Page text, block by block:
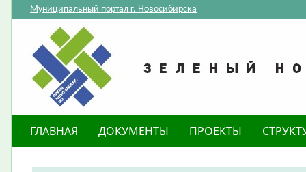
Муниципальный портал г. Новосибирска
ГЛАВНАЯ ДОКУМЕНТЫ ПРОЕКТЫ